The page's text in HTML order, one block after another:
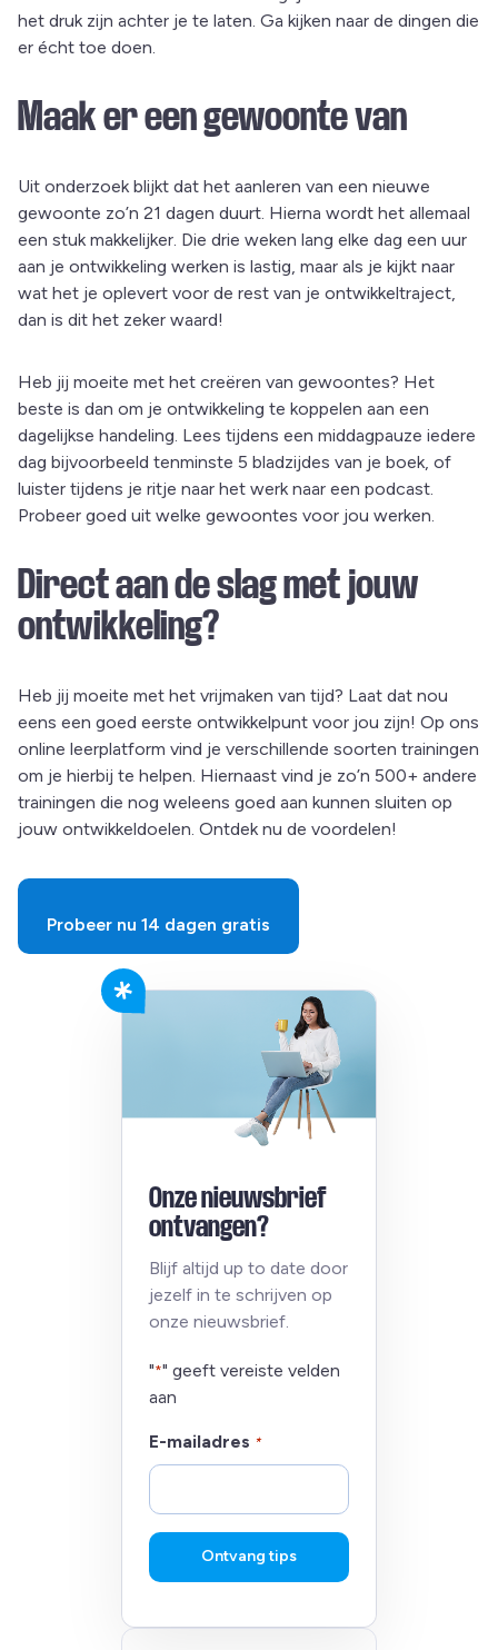
het druk zijn achter je te laten. Ga kijken naar de dingen die
er écht toe doen.
Maak er een gewoonte van
Uit onderzoek blijkt dat het aanleren van een nieuwe
gewoonte zo’n 21 dagen duurt. Hierna wordt het allemaal
een stuk makkelijker. Die drie weken lang elke dag een uur
aan je ontwikkeling werken is lastig, maar als je kijkt naar
wat het je oplevert voor de rest van je ontwikkeltraject,
dan is dit het zeker waard!
Heb jij moeite met het creëren van gewoontes? Het
beste is dan om je ontwikkeling te koppelen aan een
dagelijkse handeling. Lees tijdens een middagpauze iedere
dag bijvoorbeeld tenminste 5 bladzijdes van je boek, of
luister tijdens je ritje naar het werk naar een podcast.
Probeer goed uit welke gewoontes voor jou werken.
Direct aan de slag met jouw
ontwikkeling?
Heb jij moeite met het vrijmaken van tijd? Laat dat nou
eens een goed eerste ontwikkelpunt voor jou zijn! Op ons
online leerplatform vind je verschillende soorten trainingen
om je hierbij te helpen. Hiernaast vind je zo’n 500+ andere
trainingen die nog weleens goed aan kunnen sluiten op
jouw ontwikkeldoelen. Ontdek nu de voordelen!
Probeer nu 14 dagen gratis
Onze nieuwsbrief
ontvangen?
Blijf altijd up to date door
jezelf in te schrijven op
onze nieuwsbrief.
"*" geeft vereiste velden
aan
E-mailadres *
Ontvang tips